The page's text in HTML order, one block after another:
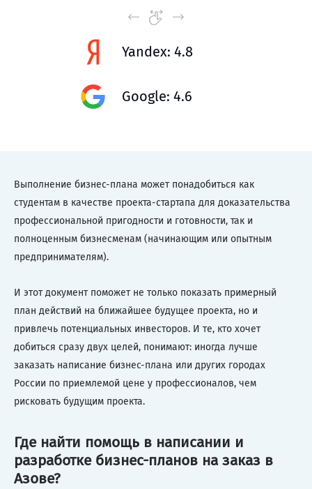
Yandex: 4.8
Google: 4.6
Выполнение бизнес-плана может понадобиться как
студентам в качестве проекта-стартапа для доказательства
профессиональной пригодности и готовности, так и
полноценным бизнесменам (начинающим или опытным
предпринимателям).
И этот документ поможет не только показать примерный
план действий на ближайшее будущее проекта, но и
привлечь потенциальных инвесторов. И те, кто хочет
добиться сразу двух целей, понимают: иногда лучше
заказать написание бизнес-плана или других городах
России по приемлемой цене у профессионалов, чем
рисковать будущим проекта.
Где найти помощь в написании и
разработке бизнес-планов на заказ в
Азове?